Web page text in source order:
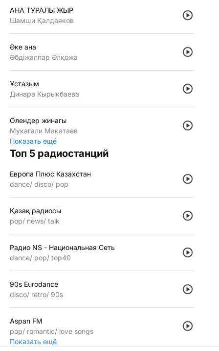
АНА ТУРАЛЫ ЖЫР
Шамши Қалдаяков
Әке ана
Әбдiжаппар Әлқожа
Ұстазым
Динара Кырыкбаева
Олендер жинагы
Мукагали Макатаев
Показать ещё
Топ 5 радиостанций
Европа Плюс Казахстан
dance disco pop
Қазақ радиосы
pop
news talk
Радио NS - Национальная Сеть
dance pop top40
90s Eurodance
disco retro 90s
Aspan FM
pop
romantic
love songs
Показать ещё